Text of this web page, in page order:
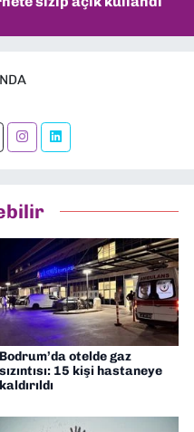
Bodrum’da otelde gaz
sızıntısı: 15 kişi hastaneye
kaldırıldı